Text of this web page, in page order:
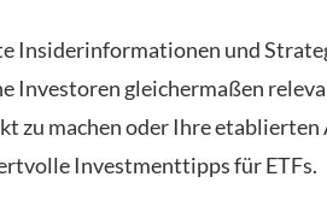
Insiderinformationen und
Investoren gleichermaßen
zu machen oder Ihre
Investmenttipps für ETFs.